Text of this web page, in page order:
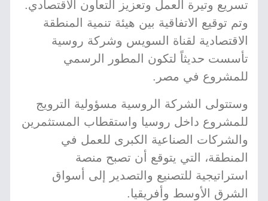
تسريع وتيرة العمل وتعزيز التعاون الاقتصادي.
وتم توقيع الاتفاقية بين هيئة تنمية المنطقة
الاقتصادية لقناة السويس وشركة روسية
تأسست حديثاً لتكون المطور الرسمي
للمشروع في مصر.
وستتولى الشركة الروسية مسؤولية الترويج
للمشروع داخل روسيا واستقطاب المستثمرين
والشركات الصناعية الكبرى للعمل في
المنطقة، التي يتوقع أن تصبح منصة
استراتيجية للتصنيع والتصدير إلى أسواق
الشرق الأوسط وأفريقيا.